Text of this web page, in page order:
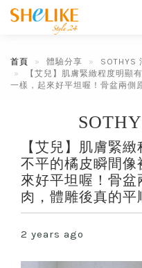
首頁 體驗分享 SOTHYS
【艾兒】肌膚緊緻程度明顯
一樣，起來好平坦喔！骨盆兩側
【艾兒】肌膚緊
不平的橘皮瞬間像
來好平坦喔！骨盆
肉，體雕後真的平
2 years ago